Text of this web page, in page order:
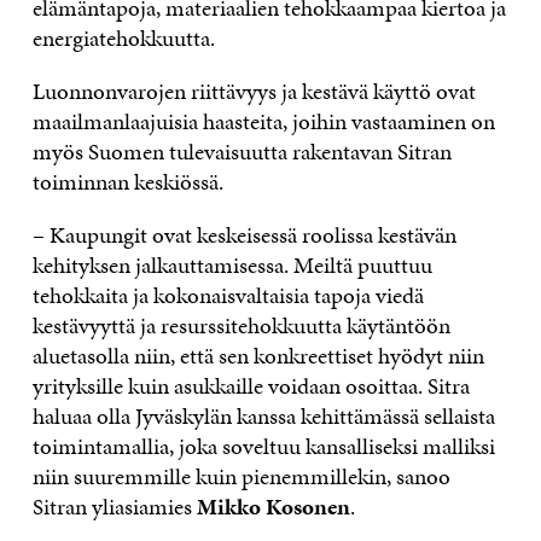
elämäntapoja, materiaalien tehokkaampaa kiertoa ja
energiatehokkuutta.
Luonnonvarojen riittävyys ja kestävä käyttö ovat
maailmanlaajuisia haasteita, joihin vastaaminen on
myös Suomen tulevaisuutta rakentavan Sitran
toiminnan keskiössä.
– Kaupungit ovat keskeisessä roolissa kestävän
kehityksen jalkauttamisessa. Meiltä puuttuu
tehokkaita ja kokonaisvaltaisia tapoja viedä
kestävyyttä ja resurssitehokkuutta käytäntöön
aluetasolla niin, että sen konkreettiset hyödyt niin
yrityksille kuin asukkaille voidaan osoittaa. Sitra
haluaa olla Jyväskylän kanssa kehittämässä sellaista
toimintamallia, joka soveltuu kansalliseksi malliksi
niin suuremmille kuin pienemmillekin, sanoo
Sitran yliasiamiesMikko Kosonen.